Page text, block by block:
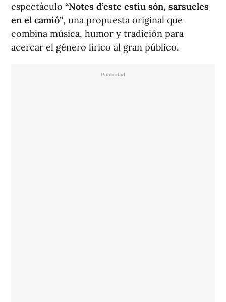
espectáculo “Notes d’este estiu són, sarsueles
en el camió”, una propuesta original que
combina música, humor y tradición para
acercar el género lírico al gran público.